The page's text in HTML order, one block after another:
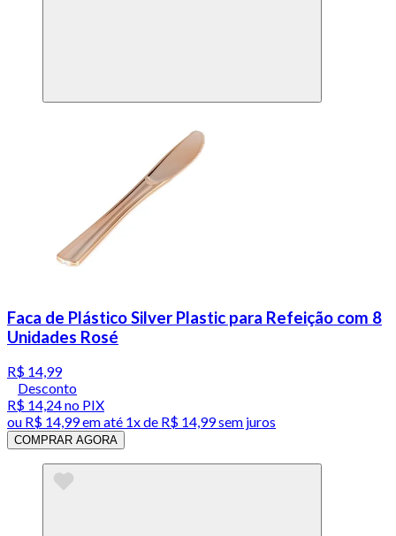
Faca de Plástico Silver Plastic para Refeição com 8
Unidades Rosé
R$ 14,99
Desconto
R$ 14,24no PIX
ou R$ 14,99em até 1x de R$ 14,99sem juros
COMPRAR AGORA